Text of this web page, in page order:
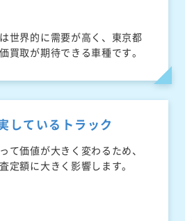
世界的に需要が高く、東京都
買取が期待できる車種です。
しているトラック
て価値が大きく変わるため、
定額に大きく影響します。